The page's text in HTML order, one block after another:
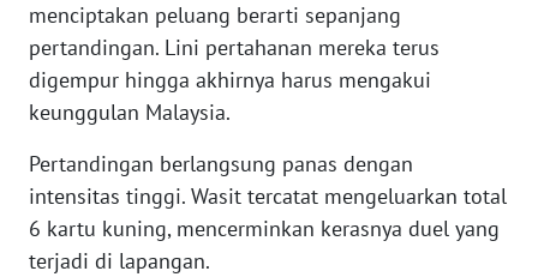
menciptakan peluang berarti sepanjang
pertandingan. Lini pertahanan mereka terus
digempur hingga akhirnya harus mengakui
keunggulan Malaysia.
Pertandingan berlangsung panas dengan
intensitas tinggi. Wasit tercatat mengeluarkan total
6 kartu kuning, mencerminkan kerasnya duel yang
terjadi di lapangan.
WN
SULBAR
WN
BABEL